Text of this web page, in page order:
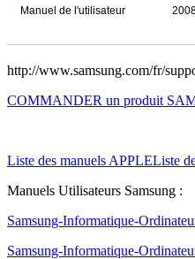
Manuel de l'utilisateur
http://www.samsung.com/fr/
COMMANDER un produit
Liste des manuels APPLEListe
Manuels Utilisateurs Samsung :
Samsung-Informatique-
Samsung-Informatique-